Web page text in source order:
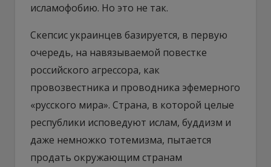
исламофобию. Но это не так.
Скепсис украинцев базируется, в первую
очередь, на навязываемой повестке
российского агрессора, как
провозвестника и проводника эфемерного
«русского мира». Страна, в которой целые
республики исповедуют ислам, буддизм и
даже немножко тотемизма, пытается
продать окружающим странам